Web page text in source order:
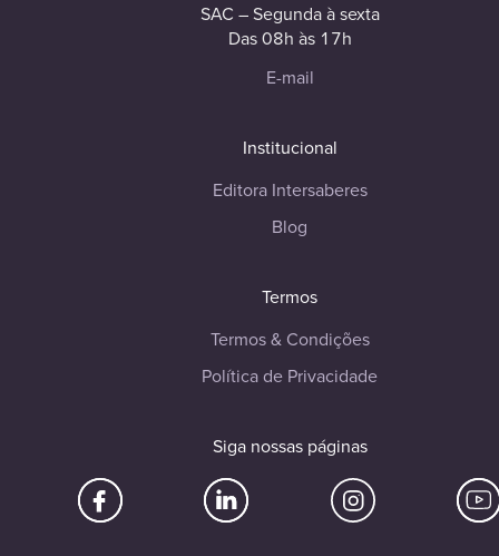
SAC – Segunda à sexta
Das 08h às 17h
E-mail
Institucional
Editora Intersaberes
Blog
Termos
Termos & Condições
Política de Privacidade
Siga nossas páginas